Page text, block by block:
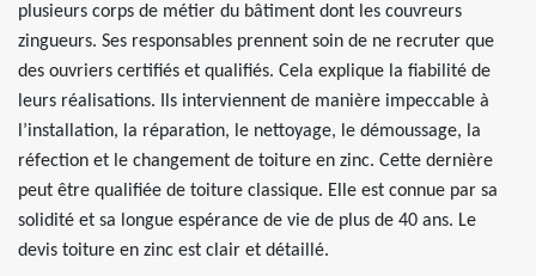
plusieurs corps de métier du bâtiment dont les couvreurs
zingueurs. Ses responsables prennent soin de ne recruter que
des ouvriers certifiés et qualifiés. Cela explique la fiabilité de
leurs réalisations. Ils interviennent de manière impeccable à
l’installation, la réparation, le nettoyage, le démoussage, la
réfection et le changement de toiture en zinc. Cette dernière
peut être qualifiée de toiture classique. Elle est connue par sa
solidité et sa longue espérance de vie de plus de 40 ans. Le
devis toiture en zinc est clair et détaillé.